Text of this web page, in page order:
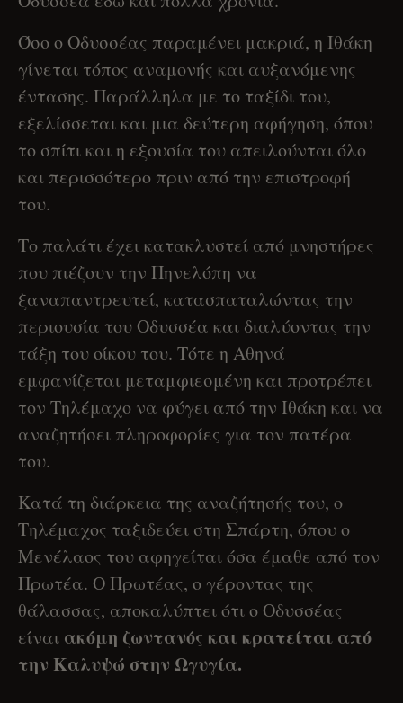
Όσο ο Οδυσσέας παραμένει μακριά, η Ιθάκη
γίνεται τόπος αναμονής και αυξανόμενης
έντασης. Παράλληλα με το ταξίδι του,
εξελίσσεται και μια δεύτερη αφήγηση, όπου
το σπίτι και η εξουσία του απειλούνται όλο
και περισσότερο πριν από την επιστροφή
του.
Το παλάτι έχει κατακλυστεί από μνηστήρες
που πιέζουν την Πηνελόπη να
ξαναπαντρευτεί, κατασπαταλώντας την
περιουσία του Οδυσσέα και διαλύοντας την
τάξη του οίκου του. Τότε η Αθηνά
εμφανίζεται μεταμφιεσμένη και προτρέπει
τον Τηλέμαχο να φύγει από την Ιθάκη και να
αναζητήσει πληροφορίες για τον πατέρα
του.
Κατά τη διάρκεια της αναζήτησής του, ο
Τηλέμαχος ταξιδεύει στη Σπάρτη, όπου ο
Μενέλαος του αφηγείται όσα έμαθε από τον
Πρωτέα. Ο Πρωτέας, ο γέροντας της
θάλασσας, αποκαλύπτει ότι ο Οδυσσέας
είναι ακόμη ζωντανός και κρατείται από
την Καλυψώ στην Ωγυγία.